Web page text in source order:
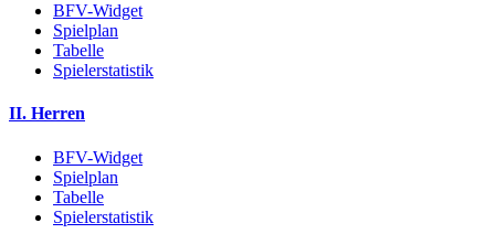
BFV-Widget
Spielplan
Tabelle
Spielerstatistik
II. Herren
BFV-Widget
Spielplan
Tabelle
Spielerstatistik